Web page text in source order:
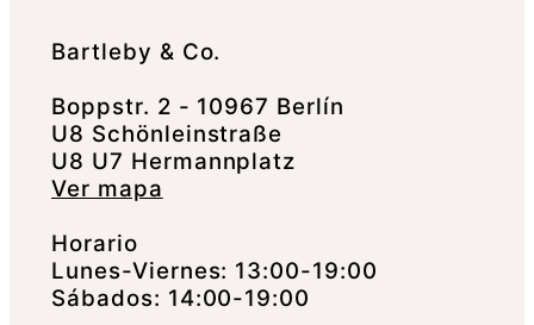
Bartleby & Co.
Boppstr. 2 - 10967 Berlín
U8 Schönleinstraße
U8 U7 Hermannplatz
Ver mapa
Horario
Lunes-Viernes: 13:00-19:00
Sábados: 14:00-19:00